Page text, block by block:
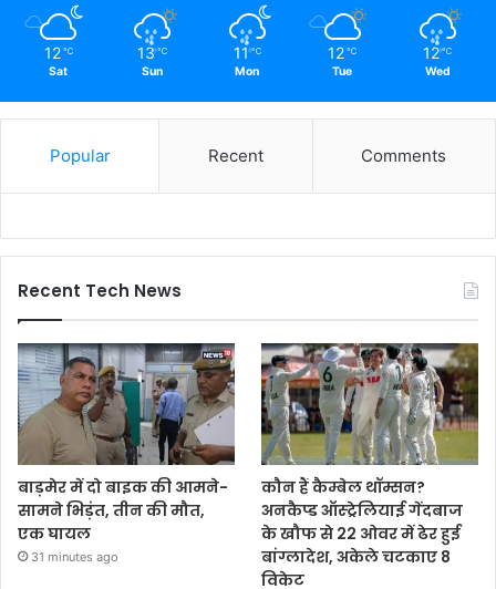
12 ℃
Sat
13 ℃
Sun
11 ℃
Mon
12 ℃
Tue
12 ℃
Wed
Popular Recent Comments
Recent Tech News
बाड़मेर में दो बाइक की आमने-
सामने भिड़ंत, तीन की मौत,
एक घायल
31 minutes ago
कौन हैं कैम्बेल थॉम्सन?
अनकैप्ड ऑस्ट्रेलियाई गेंदबाज
के खौफ से 22 ओवर में ढेर हुई
बांग्लादेश, अकेले चटकाए 8
विकेट